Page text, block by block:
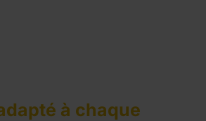
à chaque